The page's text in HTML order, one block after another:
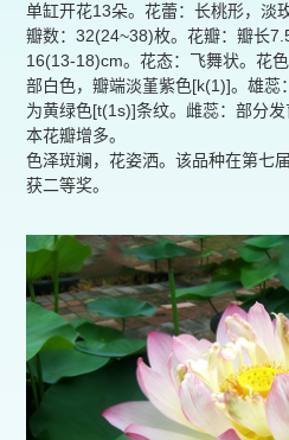
单缸开花13朵。花蕾：长桃形，淡
瓣数：32(24~38)枚。花瓣：瓣长
16(13-18)cm。花态：飞舞状。花
部白色，瓣端淡堇紫色[k(1)]。雄蕊
为黄绿色[t(1s)]条纹。雌蕊：部分
本花瓣增多。
色泽斑斓，花姿洒。该品种在第七
获二等奖。